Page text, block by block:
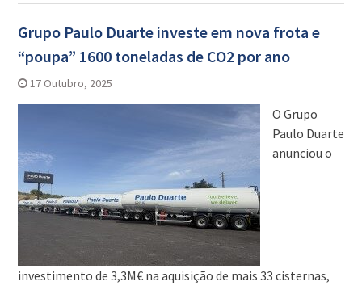
Grupo Paulo Duarte investe em nova frota e
“poupa” 1600 toneladas de CO2 por ano
17 Outubro, 2025
O Grupo
Paulo Duarte
anunciou o
investimento de 3,3M€ na aquisição de mais 33 cisternas,